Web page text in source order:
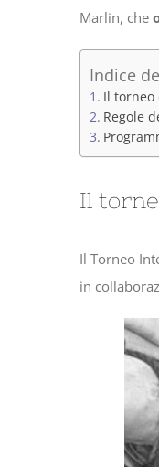
Marlin, che
Indice
Il torneo
Regole
Il
Il Torneo
in